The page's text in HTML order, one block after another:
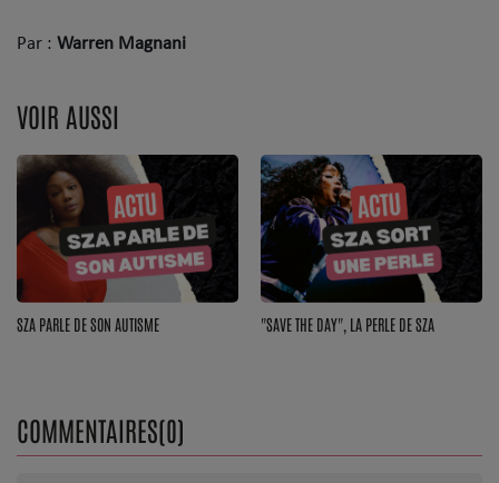
Par : Warren Magnani
VOIR AUSSI
SZA PARLE DE SON AUTISME "SAVE THE DAY", LA PERLE DE SZA
COMMENTAIRES(0)